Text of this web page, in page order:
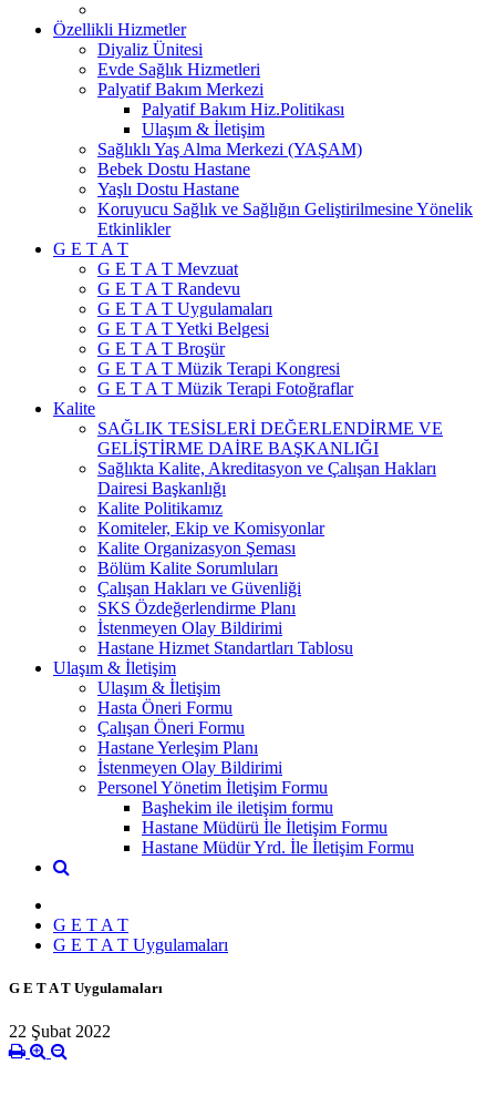
Özellikli Hizmetler
Diyaliz Ünitesi
Evde Sağlık Hizmetleri
Palyatif Bakım Merkezi
Palyatif Bakım Hiz.Politikası
Ulaşım & İletişim
Sağlıklı Yaş Alma Merkezi (YAŞAM)
Bebek Dostu Hastane
Yaşlı Dostu Hastane
Koruyucu Sağlık ve Sağlığın Geliştirilmesine Yönelik
Etkinlikler
G E T A T
G E T A T Mevzuat
G E T A T Randevu
G E T A T Uygulamaları
G E T A T Yetki Belgesi
G E T A T Broşür
G E T A T Müzik Terapi Kongresi
G E T A T Müzik Terapi Fotoğraflar
Kalite
SAĞLIK TESİSLERİ DEĞERLENDİRME VE
GELİŞTİRME DAİRE BAŞKANLIĞI
Sağlıkta Kalite, Akreditasyon ve Çalışan Hakları
Dairesi Başkanlığı
Kalite Politikamız
Komiteler, Ekip ve Komisyonlar
Kalite Organizasyon Şeması
Bölüm Kalite Sorumluları
Çalışan Hakları ve Güvenliği
SKS Özdeğerlendirme Planı
İstenmeyen Olay Bildirimi
Hastane Hizmet Standartları Tablosu
Ulaşım & İletişim
Ulaşım & İletişim
Hasta Öneri Formu
Çalışan Öneri Formu
Hastane Yerleşim Planı
İstenmeyen Olay Bildirimi
Personel Yönetim İletişim Formu
Başhekim ile iletişim formu
Hastane Müdürü İle İletişim Formu
Hastane Müdür Yrd. İle İletişim Formu
G E T A T
G E T A T Uygulamaları
G E T A T Uygulamaları
22 Şubat 2022